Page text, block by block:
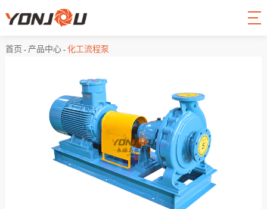
首页 - 产品中心 - 化工流程泵